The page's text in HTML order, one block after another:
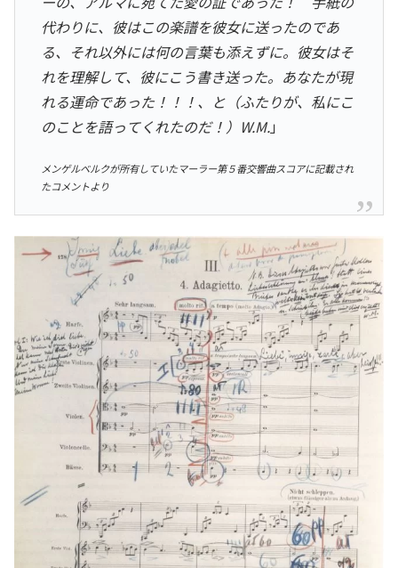
代わりに、彼はこの楽譜を彼女に送ったのであ
る、それ以外には何の言葉も添えずに。彼女はそ
れを理解して、彼にこう書き送った。あなたが現
れる運命であった！！！、と（ふたりが、私にこ
のことを語ってくれたのだ！）W.M.」
メンゲルベルクが所有していたマーラー第５番交響曲スコアに記載され
たコメントより